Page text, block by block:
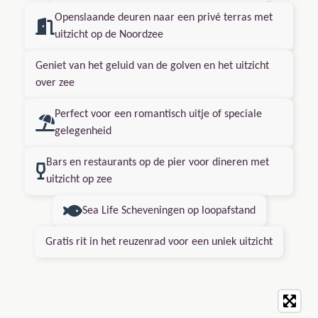
Openslaande deuren naar een privé terras met
uitzicht op de Noordzee
Geniet van het geluid van de golven en het uitzicht
over zee
Perfect voor een romantisch uitje of speciale
gelegenheid
Bars en restaurants op de pier voor dineren met
uitzicht op zee
Sea Life Scheveningen op loopafstand
Gratis rit in het reuzenrad voor een uniek uitzicht